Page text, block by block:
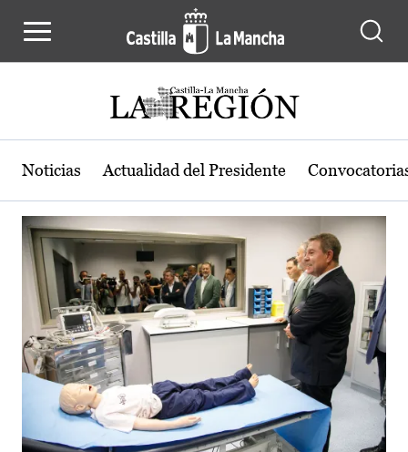
Actualidad de la región de Castilla-
Noticias Actualidad del Presidente